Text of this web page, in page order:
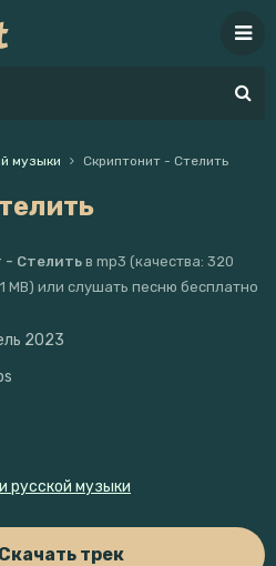
музыки Скриптонит - Стелить
- Стелить в mp3 (качества: 320
MB) или слушать песню бесплатно
2023
русской музыки
Скачать трек